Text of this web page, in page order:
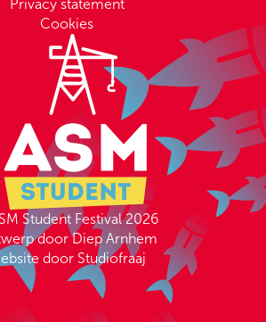
Student Festival 2026
door Diep Arnhem
door Studiofraaj
Privacy statement
Cookies